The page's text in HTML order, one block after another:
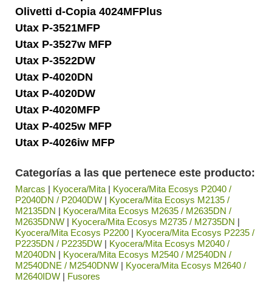
Olivetti d-Copia 4024MFPlus
Utax P-3521MFP
Utax P-3527w MFP
Utax P-3522DW
Utax P-4020DN
Utax P-4020DW
Utax P-4020MFP
Utax P-4025w MFP
Utax P-4026iw MFP
Categorías a las que pertenece este producto:
Marcas | Kyocera/Mita | Kyocera/Mita Ecosys P2040 /
P2040DN / P2040DW | Kyocera/Mita Ecosys M2135 /
M2135DN | Kyocera/Mita Ecosys M2635 / M2635DN /
M2635DNW | Kyocera/Mita Ecosys M2735 / M2735DN |
Kyocera/Mita Ecosys P2200 | Kyocera/Mita Ecosys P2235 /
P2235DN / P2235DW | Kyocera/Mita Ecosys M2040 /
M2040DN | Kyocera/Mita Ecosys M2540 / M2540DN /
M2540DNE / M2540DNW | Kyocera/Mita Ecosys M2640 /
M2640IDW | Fusores